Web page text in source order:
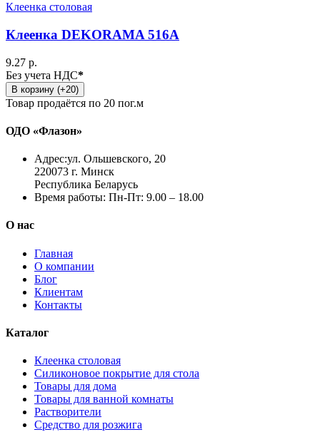
Клеенка столовая
Клеенка DEKORAMA 516А
9.27 р.
Без учета НДС*
В корзину (+20)
Товар продаётся по 20 пог.м
ОДО «Флазон»
Адрес:ул. Ольшевского, 20
220073 г. Минск
Республика Беларусь
Время работы: Пн-Пт: 9.00 – 18.00
О нас
Главная
О компании
Блог
Клиентам
Контакты
Каталог
Клеенка столовая
Силиконовое покрытие для стола
Товары для дома
Товары для ванной комнаты
Растворители
Средство для розжига